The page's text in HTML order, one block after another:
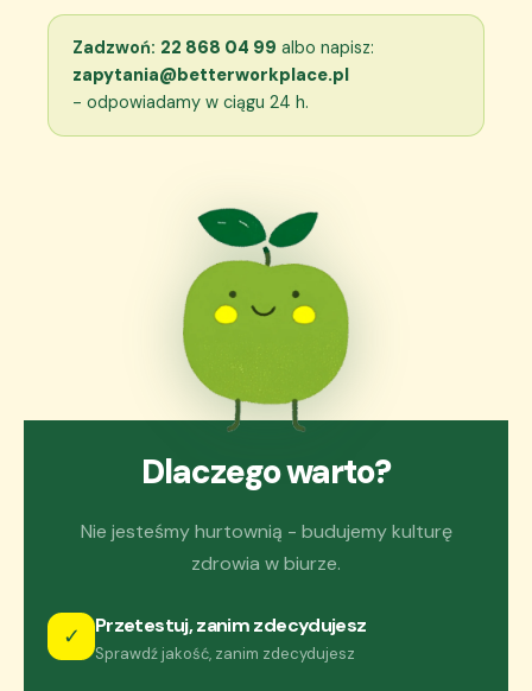
Zadzwoń: 22 868 04 99 albo napisz:
zapytania@betterworkplace.pl
- odpowiadamy w ciągu 24 h.
Dlaczego warto?
Nie jesteśmy hurtownią - budujemy kulturę
zdrowia w biurze.
✓ Przetestuj, zanim zdecydujesz
Sprawdź jakość, zanim zdecydujesz